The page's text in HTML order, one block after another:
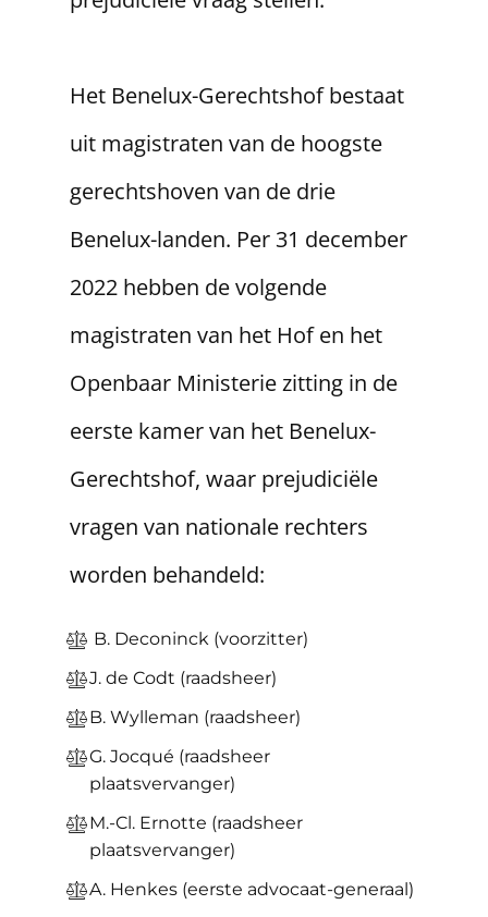
​Het Benelux-Gerechtshof bestaat
uit magistraten van de hoogste
gerechtshoven van de drie
Benelux-landen. Per 31 december
2022 hebben de volgende
magistraten van het Hof en het
Openbaar Ministerie zitting in de
eerste kamer van het Benelux-
Gerechtshof, waar prejudiciële
vragen van nationale rechters
worden behandeld:
​B. Deconinck (voorzitter)
J. de Codt (raadsheer)
B. Wylleman (​raadsheer)
G. Jocqué (​raadsheer
plaatsvervanger)
M.-Cl. Ernotte (​​raadsheer
plaatsvervanger)
A. Henkes (​eerste advocaat-generaal)